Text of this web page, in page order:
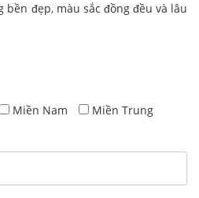
đẹp, màu sắc đồng đều và lâu
Miền Nam Miền Trung